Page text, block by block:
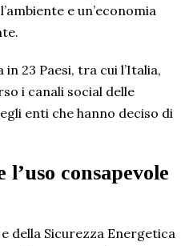
e un’economia
23 Paesi, tra cui l’Italia,
i canali social delle
enti che hanno deciso di
consapevole
della Sicurezza Energetica